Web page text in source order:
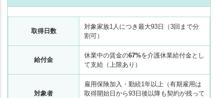
取得日数
対象家族1人につき最大93日（3回まで分
割可）
給付金
休業中の賃金の67%を介護休業給付金とし
て支給（上限あり）
対象者
雇用保険加入・勤続1年以上（有期雇用は
取得開始日から93日後以降も契約が残って